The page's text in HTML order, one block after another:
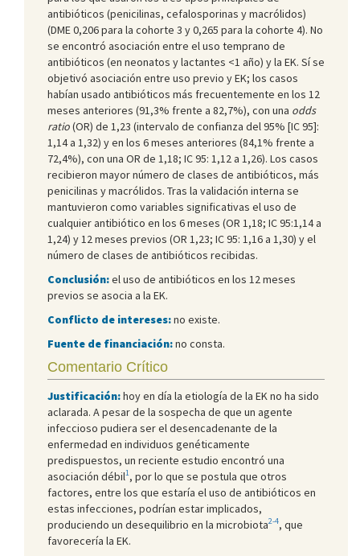
antibióticos (penicilinas, cefalosporinas y macrólidos)
(DME 0,206 para la cohorte 3 y 0,265 para la cohorte 4). No
se encontró asociación entre el uso temprano de
antibióticos (en neonatos y lactantes <1 año) y la EK. Sí se
objetivó asociación entre uso previo y EK; los casos
habían usado antibióticos más frecuentemente en los 12
meses anteriores (91,3% frente a 82,7%), con una odds
ratio(OR) de 1,23 (intervalo de confianza del 95% [IC 95]:
1,14 a 1,32) y en los 6 meses anteriores (84,1% frente a
72,4%), con una OR de 1,18; IC 95: 1,12 a 1,26). Los casos
recibieron mayor número de clases de antibióticos, más
penicilinas y macrólidos. Tras la validación interna se
mantuvieron como variables significativas el uso de
cualquier antibiótico en los 6 meses (OR 1,18; IC 95:1,14 a
1,24) y 12 meses previos (OR 1,23; IC 95: 1,16 a 1,30) y el
número de clases de antibióticos recibidas.
Conclusión:el uso de antibióticos en los 12 meses
previos se asocia a la EK.
Conflicto de intereses:no existe.
Fuente de financiación:no consta.
Comentario Crítico
Justificación:hoy en día la etiología de la EK no ha sido
aclarada. A pesar de la sospecha de que un agente
infeccioso pudiera ser el desencadenante de la
enfermedad en individuos genéticamente
predispuestos, un reciente estudio encontró una
asociación débil1, por lo que se postula que otros
factores, entre los que estaría el uso de antibióticos en
estas infecciones, podrían estar implicados,
produciendo un desequilibrio en la microbiota2-4, que
favorecería la EK.